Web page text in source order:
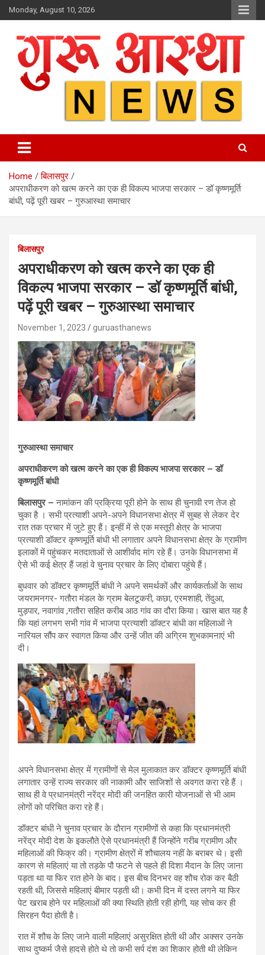
Skip
to
Monday, August 10, 2026
Home
बिलासपुर
अपराधीकरण को खत्म करने का एक ही विकल्प भाजपा सरकार – डॉ कृष्णमूर्ति
बांधी, पढ़ें पूरी खबर – गुरुआस्था समाचार
बिलासपुर
अपराधीकरण को खत्म करने का एक ही
विकल्प भाजपा सरकार – डॉ कृष्णमूर्ति बांधी,
पढ़ें पूरी खबर – गुरुआस्था समाचार
November 1, 2023 guruasthanews
गुरुआस्था समाचार
अपराधीकरण को खत्म करने का एक ही विकल्प भाजपा सरकार – डॉ
कृष्णमूर्ति बांधी
बिलासपुर – नामांकन की प्रक्रिया पूरी होने के साथ ही चुनावी रण तेज हो
चुका है । सभी प्रत्याशी अपने-अपने विधानसभा क्षेत्र में सुबह से लेकर देर
रात तक प्रचार में जुटे हुए हैं। इन्हीं में से एक मस्तूरी क्षेत्र के भाजपा
प्रत्याशी डॉक्टर कृष्णमूर्ति बांधी भी लगातार अपने विधानसभा क्षेत्र के ग्रामीण
इलाकों में पहुंचकर मतदाताओं से आशीर्वाद मांग रहे हैं। उनके विधानसभा में
ऐसे भी कई क्षेत्र हैं जहां वे चुनाव प्रचार के लिए दोबारा पहुंचे हैं।
बुधवार को डॉक्टर कृष्णमूर्ति बांधी ने अपने समर्थकों और कार्यकर्ताओं के साथ
जयरामनगर- गतौरा मंडल के ग्राम बेलटूकरी, कछा, एरमशाही, तेंदुआ,
मुड़पार, नवागांव ,गतौरा सहित करीब आठ गांव का दौरा किया। खास बात यह है
कि यहां लगभग सभी गांव में भाजपा प्रत्याशी डॉक्टर बांधी का महिलाओं ने
नारियल सौंप कर स्वागत किया और उन्हें जीत की अग्रिम शुभकामनाएं भी
दी।
अपने विधानसभा क्षेत्र में ग्रामीणों से मेल मुलाकात कर डॉक्टर कृष्णमूर्ति बांधी
लगातार उन्हें राज्य सरकार की नाकामी और साजिशों से अवगत करा रहे हैं ।
साथ ही वे प्रधानमंत्री नरेंद्र मोदी की जनहित कारी योजनाओं से भी आम
लोगों को परिचित करा रहे हैं।
डॉक्टर बांधी ने चुनाव प्रचार के दौरान ग्रामीणों से कहा कि प्रधानमंत्री
नरेंद्र मोदी देश के इकलौते ऐसे प्रधानमंत्री हैं जिन्होंने गरीब ग्रामीण और
महिलाओं की फिक्र की। ग्रामीण क्षेत्रों में शौचालय नहीं के बराबर थे। इसी
कारण से महिलाएं या तो तड़के पौ फटने से पहले ही दिशा मैदान के लिए जाना
पड़ता था या फिर रात होने के बाद। इस बीच दिनभर वह शौच रोक कर बैठी
रहती थी, जिससे महिलाएं बीमार पड़ती थी। कभी दिन में दस्त लगने या फिर
पेट खराब होने पर महिलाओं की क्या स्थिति होती रही होगी, यह सोच कर ही
सिरहन पैदा होती है।
रात में शौच के लिए जाने वाली महिलाएं असुरक्षित होती थी और अक्सर उनके
साथ दुष्कर्म जैसे हादसे होते थे तो कभी सर्प दंश का शिकार होती थी लेकिन